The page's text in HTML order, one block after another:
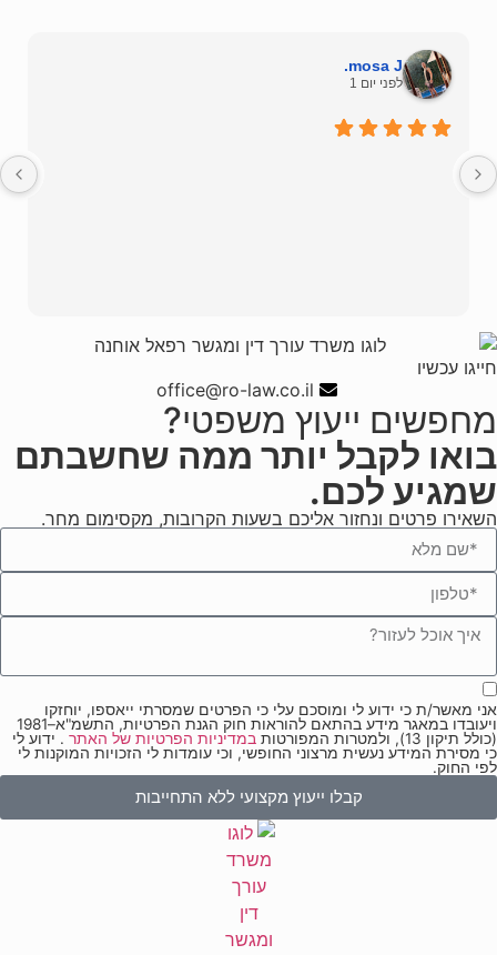
mosa J.
לפני יום 1
חייגו עכשיו
office@ro-law.co.il
מחפשים ייעוץ משפטי?
בואו לקבל יותר ממה שחשבתם
שמגיע לכם.
השאירו פרטים ונחזור אליכם בשעות הקרובות, מקסימום מחר.
אני מאשר/ת כי ידוע לי ומוסכם עלי כי הפרטים שמסרתי ייאספו, יוחזקו
ויעובדו במאגר מידע בהתאם להוראות חוק הגנת הפרטיות, התשמ"א–1981
(כולל תיקון 13), ולמטרות המפורטות
במדיניות הפרטיות של האתר . ידוע לי
כי מסירת המידע נעשית מרצוני החופשי, וכי עומדות לי הזכויות המוקנות לי
לפי החוק.
קבלו ייעוץ מקצועי ללא התחייבות